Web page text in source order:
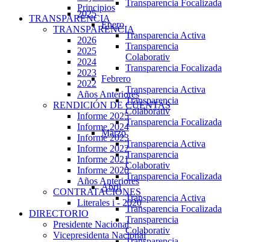
Transparencia Focalizada
2025
Enero
Transparencia Activa
Transparencia
Colaborativ
Transparencia Focalizada
Febrero
Transparencia Activa
Transparencia
Colaborativ
Transparencia Focalizada
Marzo
Transparencia Activa
Transparencia
Colaborativ
Transparencia Focalizada
Abril
Transparencia Activa
Transparencia Focalizada
Transparencia
Colaborativ
Principios
TRANSPARENCIA
TRANSPARENCIA
2026
2025
2024
2023
2022
Años Anteriores
RENDICIÓN DE CUENTAS
Informe 2025
Informe 2024
Informe 2023
Informe 2022
Informe 2021
Informe 2020
Años Anteriores
CONTRATACIONES
Literales i - 2020
DIRECTORIO
Presidente Nacional
Vicepresidenta Nacional